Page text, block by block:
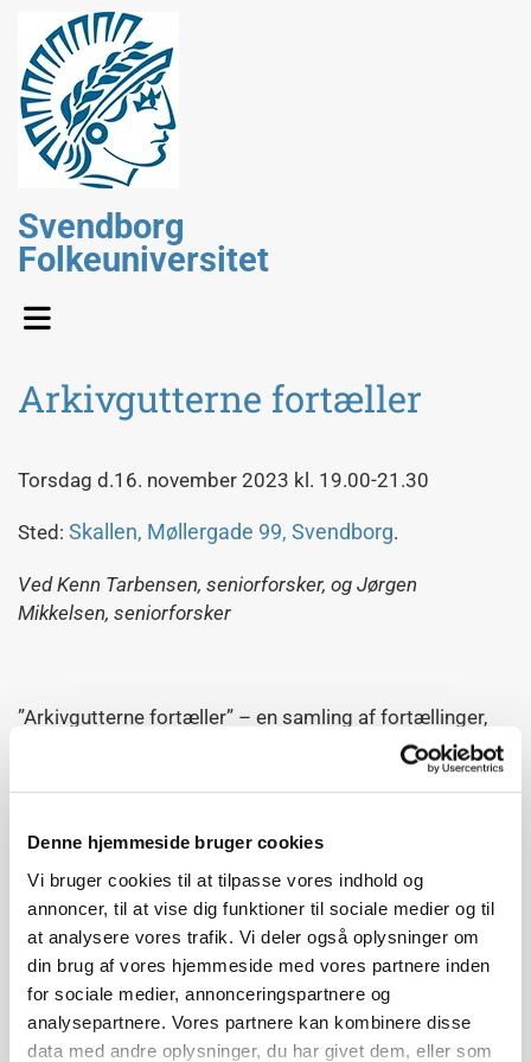
Denne hjemmeside bruger cookies
Vi bruger cookies til at tilpasse vores indhold og
annoncer, til at vise dig funktioner til sociale medier og til
at analysere vores trafik. Vi deler også oplysninger om
din brug af vores hjemmeside med vores partnere inden
for sociale medier, annonceringspartnere og
analysepartnere. Vores partnere kan kombinere disse
data med andre oplysninger, du har givet dem, eller som
Svendborg
Folkeuniversitet
Arkivgutterne fortæller
Torsdag d.16. november 2023 kl. 19.00-21.30
Sted: Skallen, Møllergade 99, Svendborg.
Ved Kenn Tarbensen, seniorforsker, og Jørgen
Mikkelsen, seniorforsker
”Arkivgutterne fortæller” – en samling af fortællinger,
anekdoter, kuriositeter samlet gennem mange år af de
to arkivarer/historikere ved henholdsvis Rigsarkivet i
på bagsiden af Politiken præsenteret avisens læsere
for stort og småt fundet i Rigsarkivets magasiner. I
2022 havde de samlet nogle af disse fortæller i bogen
”Arkivgutterne fortæller”. Den 16. november kommer de
på besøg hos Danske Slægtsforskere Sydfyn og
fortæller – måske om ”tømmermand PIS”, hundetælling
i Helsingør, juletræstyve og mangel andre.